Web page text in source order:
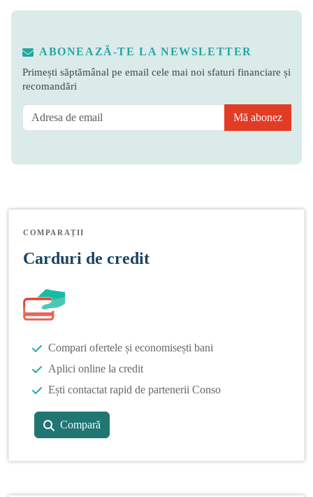
ABONEAZĂ-TE LA NEWSLETTER
Primești săptămânal pe email cele mai noi sfaturi financiare și
recomandări
Mă abonez
COMPARAȚII
Carduri de credit
Compari ofertele și economisești bani
Aplici online la credit
Ești contactat rapid de partenerii Conso
Compară